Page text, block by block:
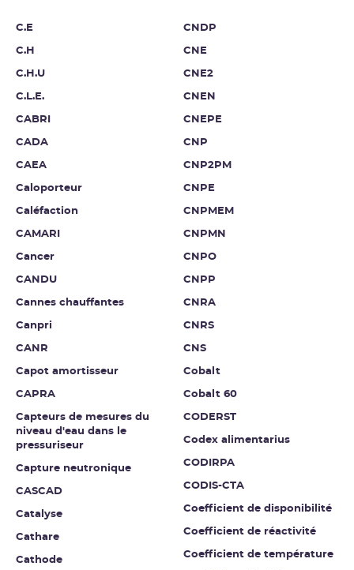
C.E
C.H
C.H.U
C.L.E.
CABRI
CADA
CAEA
Caloporteur
Caléfaction
CAMARI
Cancer
CANDU
Cannes chauffantes
Canpri
CANR
Capot amortisseur
CAPRA
Capteurs de mesures du
niveau d'eau dans le
pressuriseur
Capture neutronique
CASCAD
Catalyse
Cathare
Cathode
CNDP
CNE
CNE2
CNEN
CNEPE
CNP
CNP2PM
CNPE
CNPMEM
CNPMN
CNPO
CNPP
CNRA
CNRS
CNS
Cobalt
Cobalt 60
CODERST
Codex alimentarius
CODIRPA
CODIS-CTA
Coefficient de disponibilité
Coefficient de réactivité
Coefficient de température